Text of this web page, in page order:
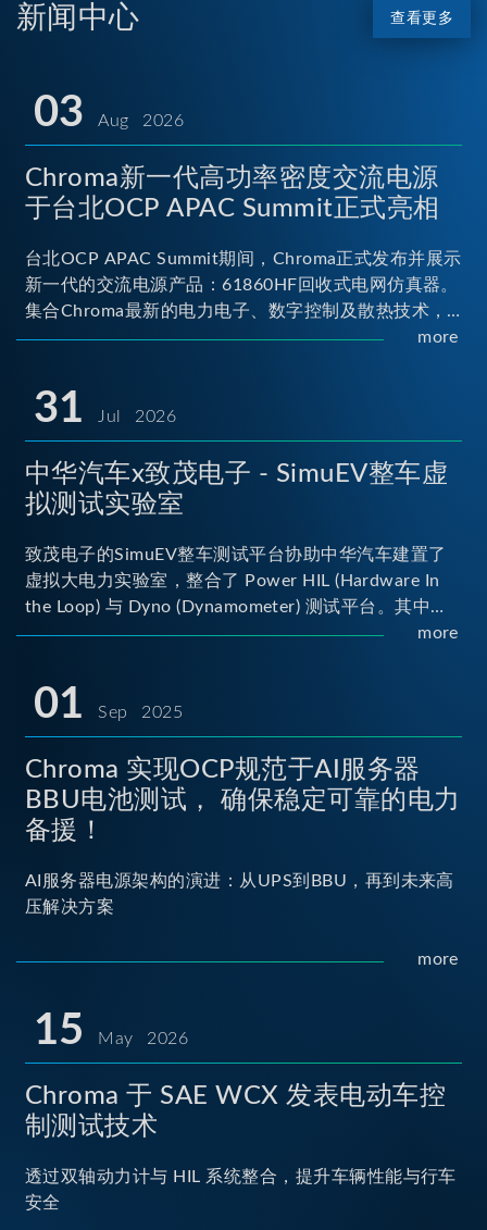
新闻中心 查看更多
03 Aug 2026
Chroma新一代高功率密度交流电源
于台北OCP APAC Summit正式亮相
台北OCP APAC Summit期间，Chroma正式发布并展示
新一代的交流电源产品：61860HF回收式电网仿真器。
集合Chroma最新的电力电子、数字控制及散热技术，
实现5U高度具备最大60kVA功率输出能力，为业界指针
more
31 Jul 2026
中华汽车x致茂电子 - SimuEV整车虚
拟测试实验室
致茂电子的SimuEV整车测试平台协助中华汽车建置了
虚拟大电力实验室，整合了 Power HIL (Hardware In
the Loop) 与 Dyno (Dynamometer) 测试平台。其中
Power HIL 建立OBC (Onboard Charger) 与 DC/DC转
马达待测物重现车辆行驶时的负载工况...
more
01 Sep 2025
Chroma 实现OCP规范于AI服务器
BBU电池测试， 确保稳定可靠的电力
备援！
AI服务器电源架构的演进：从UPS到BBU，再到未来高
压解决方案
more
15 May 2026
Chroma 于 SAE WCX 发表电动车控
制测试技术
透过双轴动力计与 HIL 系统整合，提升车辆性能与行车
安全